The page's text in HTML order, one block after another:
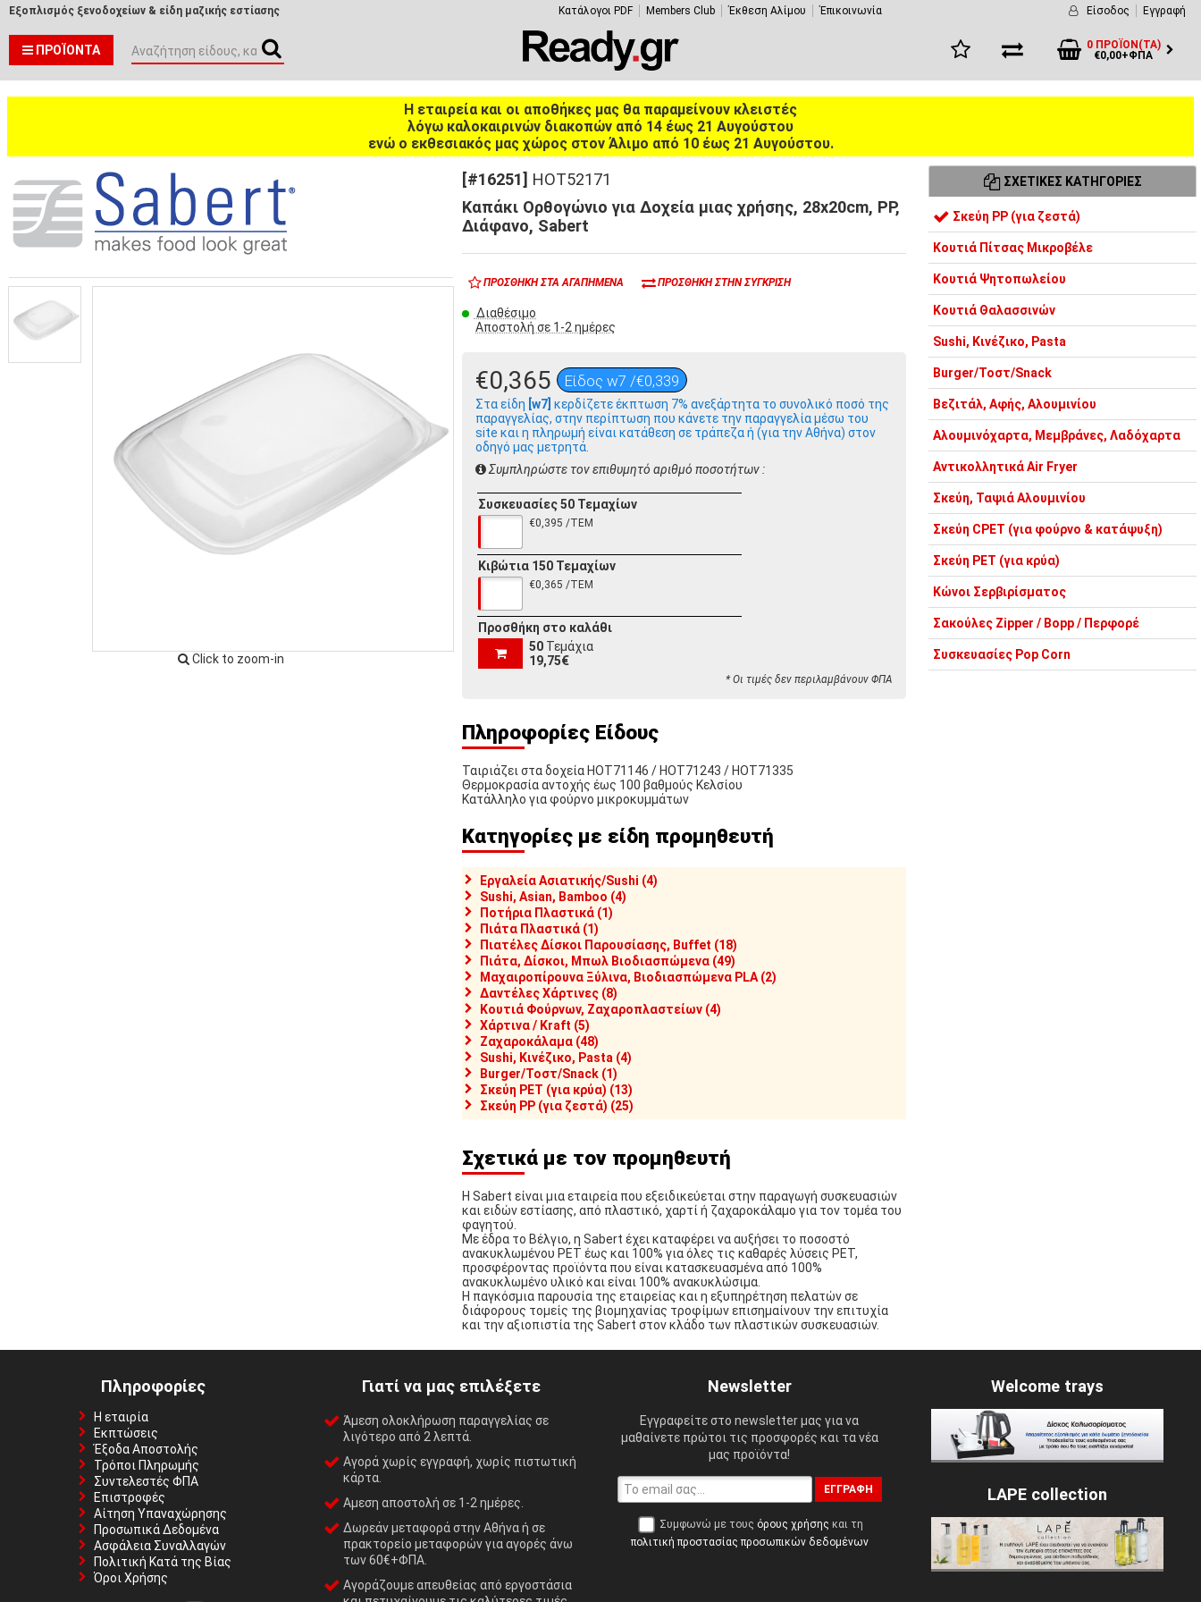
Εξοπλισμός ξενοδοχείων & είδη μαζικής εστίασης Κατάλογοι PDF Members Club Έκθεση Αλίμου Έπικοινωνία Είσοδος Εγγραφή
ΠΡΟΪΌΝΤΑ
0 ΠΡΟΪΌΝ(ΤΑ)
€0,00+ΦΠΑ
Η εταιρεία και οι αποθήκες μας θα παραμείνουν κλειστές
λόγω καλοκαιρινών διακοπών από 14 έως 21 Αυγούστου
ενώ ο εκθεσιακός μας χώρος στον Άλιμο από 10 έως 21 Αυγούστου.
Click to zoom-in
[#16251] HOT52171
Καπάκι Ορθογώνιο για Δοχεία μιας χρήσης, 28x20cm, PP,
Διάφανο, Sabert
ΠΡΟΣΘΉΚΗ ΣΤΑ ΑΓΑΠΗΜΈΝΑ ΠΡΟΣΘΉΚΗ ΣΤΗΝ ΣΎΓΚΡΙΣΗ
Διαθέσιμο
Αποστολή σε 1-2 ημέρες
€0,365 Είδος w7 /€0,339
Στα είδη [w7] κερδίζετε έκπτωση 7% ανεξάρτητα το συνολικό ποσό της
παραγγελίας, στην περίπτωση που κάνετε την παραγγελία μέσω του
site και η πληρωμή είναι κατάθεση σε τράπεζα ή (για την Αθήνα) στον
οδηγό μας μετρητά.
Συμπληρώστε τον επιθυμητό αριθμό ποσοτήτων :
Συσκευασίες 50 Τεμαχίων
€0,395 /ΤΕΜ
Κιβώτια 150 Τεμαχίων
€0,365 /ΤΕΜ
Προσθήκη στο καλάθι
50 Τεμάχια
19,75€
* Οι τιμές δεν περιλαμβάνουν ΦΠΑ
Πληροφορίες Είδους
Ταιριάζει στα δοχεία HOT71146 / HOT71243 / HOT71335
Θερμοκρασία αντοχής έως 100 βαθμούς Κελσίου
Κατάλληλο για φούρνο μικροκυμμάτων
Κατηγορίες με είδη προμηθευτή
Εργαλεία Ασιατικής/Sushi (4)
Sushi, Asian, Bamboo (4)
Ποτήρια Πλαστικά (1)
Πιάτα Πλαστικά (1)
Πιατέλες Δίσκοι Παρουσίασης, Buffet (18)
Πιάτα, Δίσκοι, Μπωλ Βιοδιασπώμενα (49)
Μαχαιροπίρουνα Ξύλινα, Βιοδιασπώμενα PLA (2)
Δαντέλες Χάρτινες (8)
Κουτιά Φούρνων, Ζαχαροπλαστείων (4)
Χάρτινα / Kraft (5)
Ζαχαροκάλαμα (48)
Sushi, Κινέζικο, Pasta (4)
Burger/Τοστ/Snack (1)
Σκεύη PET (για κρύα) (13)
Σκεύη PP (για ζεστά) (25)
Σχετικά με τον προμηθευτή
Η Sabert είναι μια εταιρεία που εξειδικεύεται στην παραγωγή συσκευασιών
και ειδών εστίασης, από πλαστικό, χαρτί ή ζαχαροκάλαμο για τον τομέα του
φαγητού.
Με έδρα το Βέλγιο, η Sabert έχει καταφέρει να αυξήσει το ποσοστό
ανακυκλωμένου PET έως και 100% για όλες τις καθαρές λύσεις PET,
προσφέροντας προϊόντα που είναι κατασκευασμένα από 100%
ανακυκλωμένο υλικό και είναι 100% ανακυκλώσιμα.
Η παγκόσμια παρουσία της εταιρείας και η εξυπηρέτηση πελατών σε
διάφορους τομείς της βιομηχανίας τροφίμων επισημαίνουν την επιτυχία
και την αξιοπιστία της Sabert στον κλάδο των πλαστικών συσκευασιών.
ΣΧΕΤΙΚΈΣ ΚΑΤΗΓΟΡΊΕΣ
Σκεύη PP (για ζεστά)
Κουτιά Πίτσας Μικροβέλε
Κουτιά Ψητοπωλείου
Κουτιά Θαλασσινών
Sushi, Κινέζικο, Pasta
Burger/Τοστ/Snack
Βεζιτάλ, Αφής, Αλουμινίου
Αλουμινόχαρτα, Μεμβράνες, Λαδόχαρτα
Αντικολλητικά Air Fryer
Σκεύη, Ταψιά Αλουμινίου
Σκεύη CPET (για φούρνο & κατάψυξη)
Σκεύη PET (για κρύα)
Κώνοι Σερβιρίσματος
Σακούλες Zipper / Bopp / Περφορέ
Συσκευασίες Pop Corn
Πληροφορίες
Η εταιρία
Εκπτώσεις
Έξοδα Αποστολής
Τρόποι Πληρωμής
Συντελεστές ΦΠΑ
Επιστροφές
Αίτηση Υπαναχώρησης
Προσωπικά Δεδομένα
Ασφάλεια Συναλλαγών
Πολιτική Κατά της Βίας
Όροι Χρήσης
Γιατί να μας επιλέξετε
Άμεση ολοκλήρωση παραγγελίας σε
λιγότερο από 2 λεπτά.
Αγορά χωρίς εγγραφή, χωρίς πιστωτική
κάρτα.
Αμεση αποστολή σε 1-2 ημέρες.
Δωρεάν μεταφορά στην Αθήνα ή σε
πρακτορείο μεταφορών για αγορές άνω
των 60€+ΦΠΑ.
Αγοράζουμε απευθείας από εργοστάσια
Newsletter
Εγγραφείτε στο newsletter μας για να
μαθαίνετε πρώτοι τις προσφορές και τα νέα
μας προϊόντα!
ΕΓΓΡΑΦΉ
Συμφωνώ με τους όρους χρήσης και τη
πολιτική προστασίας προσωπικών δεδομένων
Welcome trays
LAPE collection